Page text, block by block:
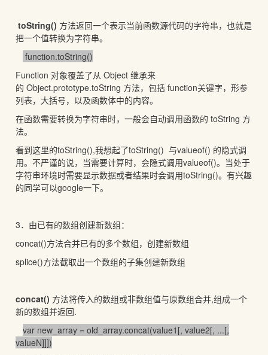
toString() 方法返回一个表示当前函数源代码的字符串，也就是
把一个值转换为字符串。
function.toString()
Function 对象覆盖了从 Object 继承来
的 Object.prototype.toString 方法，包括 function关键字，形参
列表，大括号，以及函数体中的内容。
在函数需要转换为字符串时，一般会自动调用函数的 toString 方
法。
看到这里的toString(),我想起了toString() 与valueof() 的隐式调
用。不严谨的说，当需要计算时，会隐式调用valueof()。当处于
字符串环境时需要显示数据或者结果时会调用toString()。有兴趣
的同学可以google一下。
3．由已有的数组创建新数组：
concat()方法合并已有的多个数组，创建新数组
splice()方法截取出一个数组的子集创建新数组
concat() 方法将传入的数组或非数组值与原数组合并,组成一个
新的数组并返回.
var new_array = old_array.concat(value1[, value2[, ...[,
valueN]]])